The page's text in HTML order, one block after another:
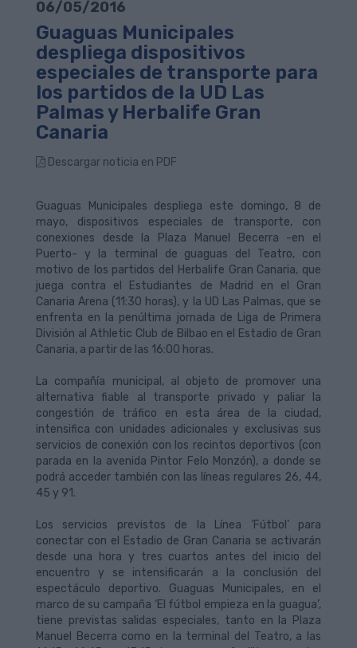
06/05/2016
Guaguas Municipales
despliega dispositivos
especiales de transporte para
los partidos de la UD Las
Palmas y Herbalife Gran
Canaria
Descargar noticia en PDF
Guaguas Municipales despliega este domingo, 8 de
mayo, dispositivos especiales de transporte, con
conexiones desde la Plaza Manuel Becerra -en el
Puerto- y la terminal de guaguas del Teatro, con
motivo de los partidos del Herbalife Gran Canaria, que
juega contra el Estudiantes de Madrid en el Gran
Canaria Arena (11:30 horas), y la UD Las Palmas, que se
enfrenta en la penúltima jornada de Liga de Primera
División al Athletic Club de Bilbao en el Estadio de Gran
Canaria, a partir de las 16:00 horas.
La compañía municipal, al objeto de promover una
alternativa fiable al transporte privado y paliar la
congestión de tráfico en esta área de la ciudad,
intensifica con unidades adicionales y exclusivas sus
servicios de conexión con los recintos deportivos (con
parada en la avenida Pintor Felo Monzón), a donde se
podrá acceder también con las líneas regulares 26, 44,
45 y 91.
Los servicios previstos de la Línea ‘Fútbol’ para
conectar con el Estadio de Gran Canaria se activarán
desde una hora y tres cuartos antes del inicio del
encuentro y se intensificarán a la conclusión del
espectáculo deportivo. Guaguas Municipales, en el
marco de su campaña ‘El fútbol empieza en la guagua’,
tiene previstas salidas especiales, tanto en la Plaza
Manuel Becerra como en la terminal del Teatro, a las